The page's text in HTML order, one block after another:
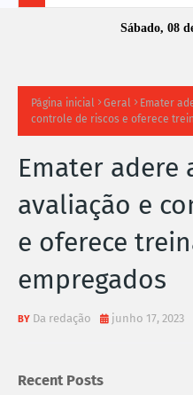
A
S
N
O
I
Desempenho no Enamed
Sábado, 08
Página inicial Geral
Emater
controle de riscos e oferece
Emater adere
avaliação e
e oferece
empregados
Da redação junho 17, 2023
Recent Posts